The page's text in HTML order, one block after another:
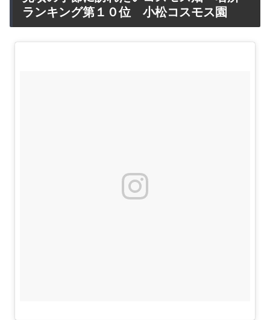
ランキング第１０位 小松コスモス園